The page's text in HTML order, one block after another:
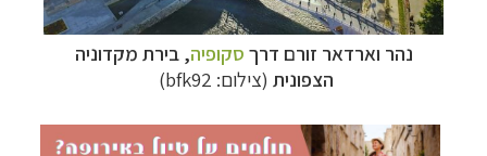
נהר וארדאר זורם דרך סקופיה, בירת מקדוניה
הצפונית (צילום: bfk92)